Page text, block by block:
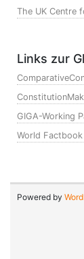
The UK Centre
Links zur
GIGA-Working
World Factbook
Powered by